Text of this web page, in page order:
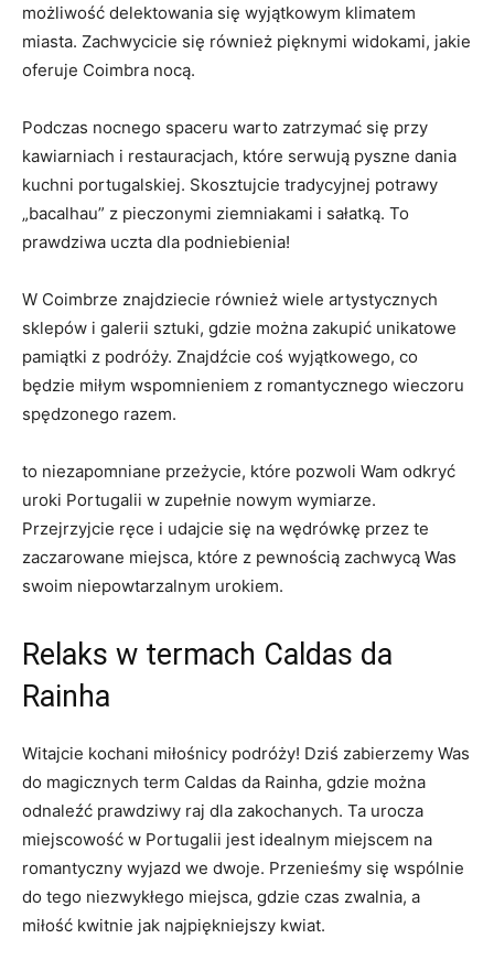
możliwość delektowania się wyjątkowym klimatem
miasta. Zachwycicie się również pięknymi widokami, jakie
oferuje Coimbra nocą.
Podczas nocnego spaceru warto zatrzymać się przy
kawiarniach i restauracjach, które serwują pyszne dania
kuchni portugalskiej. Skosztujcie tradycyjnej potrawy
„bacalhau” z pieczonymi ziemniakami i sałatką. To
prawdziwa uczta dla podniebienia!
W Coimbrze znajdziecie również wiele artystycznych
sklepów i galerii sztuki, gdzie można zakupić unikatowe
pamiątki z podróży. Znajdźcie coś wyjątkowego, co
będzie miłym wspomnieniem z romantycznego wieczoru
spędzonego razem.
to niezapomniane przeżycie, które pozwoli Wam odkryć
uroki Portugalii w zupełnie nowym wymiarze.
Przejrzyjcie ręce i udajcie się na wędrówkę przez te
zaczarowane miejsca, które z pewnością zachwycą Was
swoim niepowtarzalnym urokiem.
Relaks w termach Caldas da
Rainha
Witajcie kochani miłośnicy podróży! Dziś zabierzemy Was
do magicznych term Caldas da Rainha, gdzie można
odnaleźć prawdziwy raj dla zakochanych. Ta urocza
miejscowość w Portugalii jest idealnym miejscem na
romantyczny wyjazd we dwoje. Przenieśmy się wspólnie
do tego niezwykłego miejsca, gdzie czas zwalnia, a
miłość kwitnie jak najpiękniejszy kwiat.